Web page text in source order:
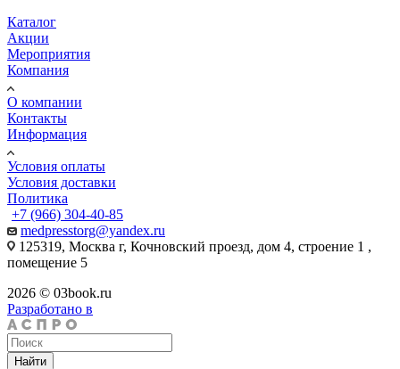
Каталог
Акции
Мероприятия
Компания
О компании
Контакты
Информация
Условия оплаты
Условия доставки
Политика
+7 (966) 304-40-85
medpresstorg@yandex.ru
125319, Москва г, Кочновский проезд, дом 4, строение 1 ,
помещение 5
2026 © 03book.ru
Разработано в
Найти